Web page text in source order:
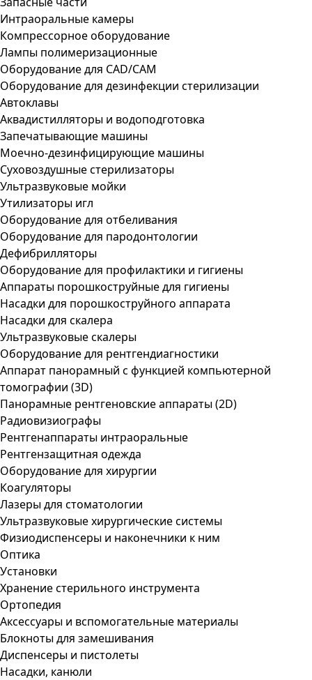
Интраоральные камеры
Компрессорное оборудование
Лампы полимеризационные
Оборудование для CAD/CAM
Оборудование для дезинфекции стерилизации
Автоклавы
Аквадистилляторы и водоподготовка
Запечатывающие машины
Моечно-дезинфицирующие машины
Суховоздушные стерилизаторы
Ультразвуковые мойки
Утилизаторы игл
Оборудование для отбеливания
Оборудование для пародонтологии
Дефибрилляторы
Оборудование для профилактики и гигиены
Аппараты порошкоструйные для гигиены
Насадки для порошкоструйного аппарата
Насадки для скалера
Ультразвуковые скалеры
Оборудование для рентгендиагностики
Аппарат панорамный с функцией компьютерной
томографии (3D)
Панорамные рентгеновские аппараты (2D)
Радиовизиографы
Рентгенаппараты интраоральные
Рентгензащитная одежда
Оборудование для хирургии
Коагуляторы
Лазеры для стоматологии
Ультразвуковые хирургические системы
Физиодиспенсеры и наконечники к ним
Оптика
Установки
Хранение стерильного инструмента
Ортопедия
Аксессуары и вспомогательные материалы
Блокноты для замешивания
Диспенсеры и пистолеты
Насадки, канюли